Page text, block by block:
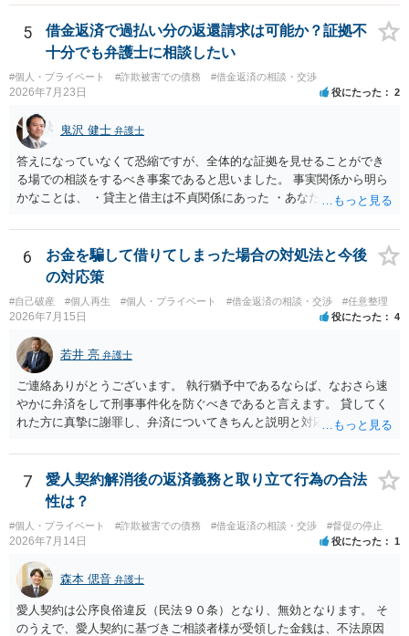
りたお金は返さなければいけませんし、勝手につけた利息は返済不要
です。 以上、ご参考まで。
5
借金返済で過払い分の返還請求は可能か？証拠不
十分でも弁護士に相談したい
#個人・プライベート #詐欺被害での債務 #借金返済の相談・交渉
2026年7月23日 役にたった 2
鬼沢 健士 弁護士
答えになっていなくて恐縮ですが、全体的な証拠を見せることができ
る場での相談をするべき事案であると思いました。 事実関係から明ら
かなことは、 ・貸主と借主は不貞関係にあった ・あなたから相手に金
想されるのは、 ・もらったものだ ・貸したかもしれないが、不法原因
給付ではない でしょう。 書かれた情報だけからは、不法原因給付であ
るといえそうなものはありませんでした。 不貞当事者間での貸金だか
らといって不法原因給付になるわけではありません。 あなたが性行為
をしたくてお金を払ってお願いしていたという事情などが必要です。
6
お金を騙して借りてしまった場合の対処法と今後
の対応策
#自己破産 #個人再生 #個人・プライベート #借金返済の相談・交渉 #任意整理
2026年7月15日 役にたった 4
若井 亮 弁護士
ご連絡ありがとうございます。 執行猶予中であるならば、なおさら速
やかに弁済をして刑事事件化を防ぐべきであると言えます。 貸してく
れた方に真摯に謝罪し、弁済についてきちんと説明と対応を行ってい
7
愛人契約解消後の返済義務と取り立て行為の合法
性は？
#個人・プライベート #詐欺被害での債務 #借金返済の相談・交渉 #督促の停止
2026年7月14日 役にたった 1
森本 偲音 弁護士
愛人契約は公序良俗違反（民法９０条）となり、無効となります。 そ
のうえで、愛人契約に基づきご相談者様が受領した金銭は、不法原因